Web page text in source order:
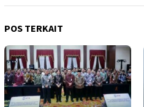
POS TERKAIT